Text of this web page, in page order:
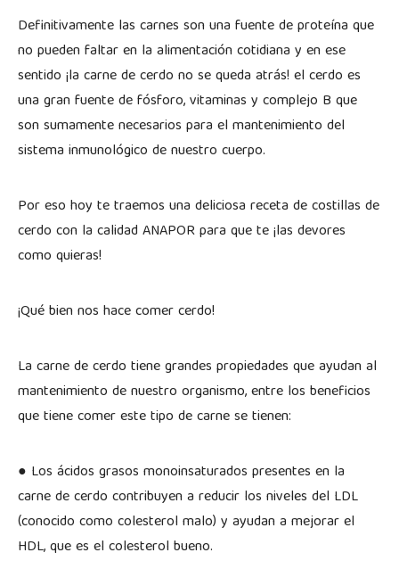
Definitivamente las carnes son una fuente de proteína que
no pueden faltar en la alimentación cotidiana y en ese
sentido ¡la carne de cerdo no se queda atrás! el cerdo es
una gran fuente de fósforo, vitaminas y complejo B que
son sumamente necesarios para el mantenimiento del
sistema inmunológico de nuestro cuerpo.
Por eso hoy te traemos una deliciosa receta de costillas de
cerdo con la calidad ANAPOR para que te ¡las devores
como quieras!
¡Qué bien nos hace comer cerdo!
La carne de cerdo tiene grandes propiedades que ayudan al
mantenimiento de nuestro organismo, entre los beneficios
que tiene comer este tipo de carne se tienen:
● Los ácidos grasos monoinsaturados presentes en la
carne de cerdo contribuyen a reducir los niveles del LDL
(conocido como colesterol malo) y ayudan a mejorar el
HDL, que es el colesterol bueno.